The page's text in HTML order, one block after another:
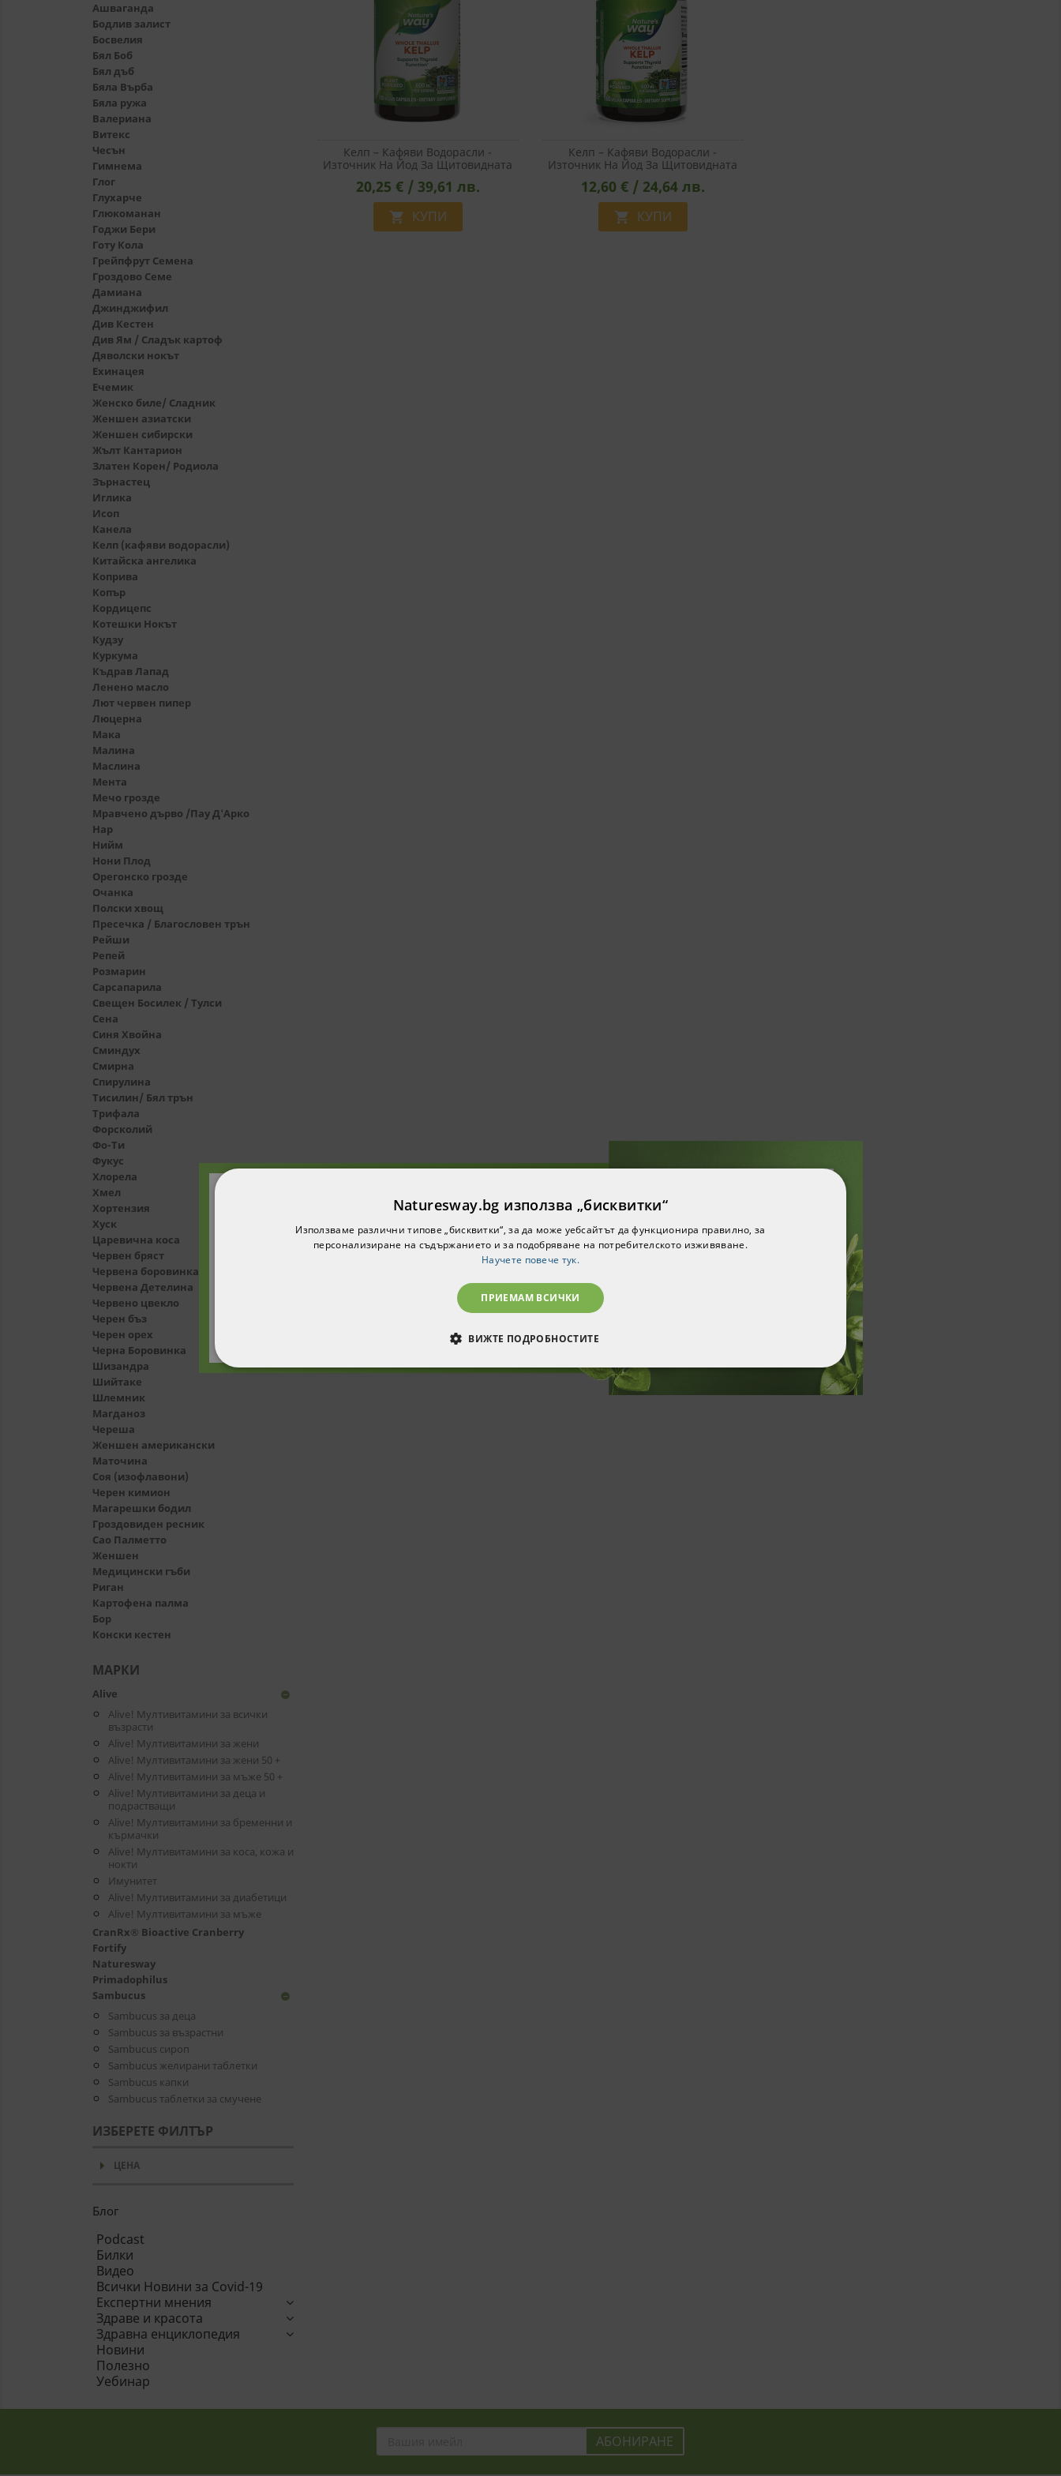
Ашваганда
Бодлив залист
Босвелия
Бял Боб
Бял дъб
Бяла Върба
Бяла ружа
Валериана
Витекс
Чесън
Гимнема
Глог
Глухарче
Глюкоманан
Годжи Бери
Готу Кола
Грейпфрут Семена
Гроздово Семе
Дамиана
Джинджифил
Див Кестен
Див Ям / Сладък картоф
Дяволски нокът
Ехинацея
Ечемик
Женско биле/ Сладник
Женшен азиатски
Женшен сибирски
Жълт Кантарион
Златен Корен/ Родиола
Зърнастец
Иглика
Исоп
Канела
Келп (кафяви водорасли)
Китайска ангелика
Коприва
Копър
Кордицепс
Котешки Нокът
Кудзу
Куркума
Къдрав Лапад
Ленено масло
Лют червен пипер
Люцерна
Мака
Малина
Маслина
Мента
Мечо грозде
Мравчено дърво /Пау Д'Арко
Нар
Нийм
Нони Плод
Орегонско грозде
Очанка
Полски хвощ
Пресечка / Благословен трън
Рейши
Репей
Розмарин
Сарсапaрила
Свещен Босилек / Тулси
Сена
Синя Хвойна
Сминдух
Смирна
Спирулина
Тисилин/ Бял трън
Трифала
Форсколий
Фо-Ти
Фукус
Хлорела
Хмел
Хортензия
Хуск
Царевична коса
Червен бряст
Червена боровинка
Червена Детелина
Червено цвекло
Черен бъз
Черен орех
Черна Боровинка
Шизандра
Шийтаке
Шлемник
Магданоз
Череша
Женшен американски
Маточина
Соя (изофлавони)
Черен кимион
Магарешки бодил
Гроздовиден ресник
Сао Палметто
Женшен
Медицински гъби
Риган
Картофена палма
Бор
Конски кестен
МАРКИ
Alive remove_circle
Alive! Мултивитамини за всички
възрасти
Alive! Мултивитамини за жени
Alive! Мултивитамини за жени 50 +
Alive! Мултивитамини за мъже 50 +
Alive! Мултивитамини за деца и
подрастващи
Alive! Мултивитамини за бременни и
кърмачки
Alive! Мултивитамини за коса, кожа и
нокти
Имунитет
Alive! Мултивитамини за диабетици
Alive! Мултивитамини за мъже
CranRx® Bioactive Cranberry
Fortify
Naturesway
Primadophilus
Sambucus
remove_circle
Sambucus за деца
Sambucus за възрастни
Sambucus сироп
Sambucus желирани таблетки
Sambucus капки
Sambucus таблетки за смучене
ИЗБЕРЕТЕ ФИЛТЪР
arrow_drop_down ЦЕНА
Блог
Podcast
Билки
Видео
Всички Новини за Covid-19
Експертни мнения
Здраве и красота
Здравна енциклопедия
Новини
Полезно
Уебинар
Келп – Кафяви Водорасли -
Източник На Йод За Щитовидната
Жлеза, 600 Mg, 180 Капсули
20,25 € / 39,61 лв.
 КУПИ
Келп – Кафяви Водорасли -
Източник На Йод За Щитовидната
Жлеза, 600 Mg, 100 Капсули
12,60 € / 24,64 лв.
 КУПИ
Абонирайте се за нашия бюлетин и ще
получите 10% намаление за вашата
Naturesway.bg използва „бисквитки“
Използваме различни типове „бисквитки“, за да може уебсайтът да функционира правилно, за
персонализиране на съдържанието и за подобряване на потребителското изживяване.
Научете повече тук.
ПРИЕМАМ ВСИЧКИ
ВИЖТЕ ПОДРОБНОСТИТЕ
СТРОГО НЕОБХОДИМИ СТАТИСТИЧЕСКИ МАРКЕТИНГOВИ